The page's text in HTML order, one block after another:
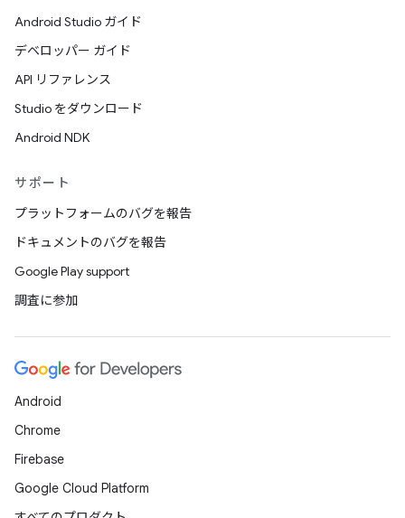
Android Studio ガイド
デベロッパー ガイド
API リファレンス
Studio をダウンロード
Android NDK
サポート
プラットフォームのバグを報告
ドキュメントのバグを報告
Google Play support
調査に参加
Android
Chrome
Firebase
Google Cloud Platform